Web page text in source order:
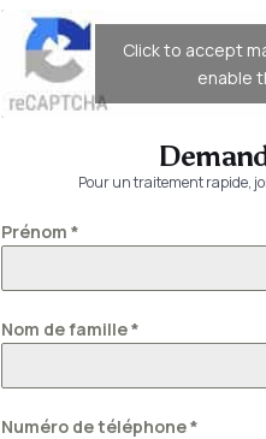
Click to accept
enable
Pour un traitement rapide,
Prénom *
Nom de famille*
Numéro de téléphone*